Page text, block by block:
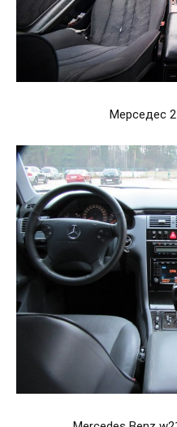
Мерседес